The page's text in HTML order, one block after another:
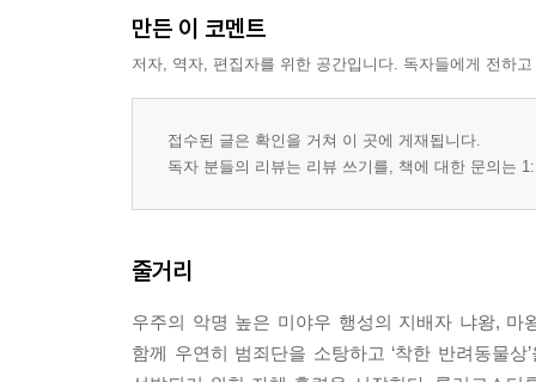
만든 이 코멘트
저자, 역자, 편집자를 위한 공간입니다. 독자들에게 전하
접수된 글은 확인을 거쳐 이 곳에 게재됩니다.
독자 분들의 리뷰는 리뷰 쓰기를, 책에 대한 문의는
줄거리
우주의 악명 높은 미야우 행성의 지배자 냐왕,
함께 우연히 범죄단을 소탕하고 ‘착한 반려동물